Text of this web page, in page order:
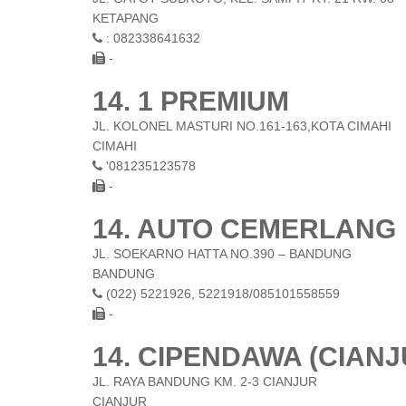
KETAPANG
: 082338641632
-
14. 1 PREMIUM
JL. KOLONEL MASTURI NO.161-163,KOTA CIMAHI
CIMAHI
'081235123578
-
14. AUTO CEMERLANG
JL. SOEKARNO HATTA NO.390 – BANDUNG
BANDUNG
(022) 5221926, 5221918/085101558559
-
14. CIPENDAWA
JL. RAYA BANDUNG KM. 2-3 CIANJUR
CIANJUR